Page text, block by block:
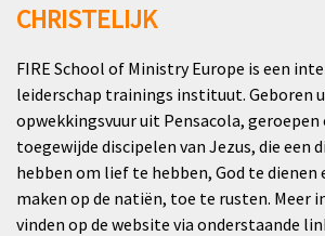
CHRISTELIJK
FIRE School of Ministry Europe is een
leiderschap trainings instituut. Geboren
opwekkingsvuur uit Pensacola,
toegewijde discipelen van Jezus, die een
hebben om lief te hebben, God te dienen
maken op de natiën, toe te rusten. Meer
vinden op de website via onderstaande